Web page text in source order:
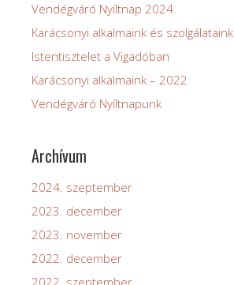
Vendégváró Nyíltnap 2024
Karácsonyi alkalmaink és szolgálataink
Istentisztelet a Vigadóban
Karácsonyi alkalmaink – 2022
Vendégváró Nyíltnapunk
Archívum
2024. szeptember
2023. december
2023. november
2022. december